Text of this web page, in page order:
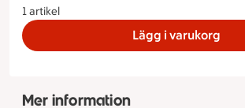
1 artikel
Lägg i varukorg
Mer information